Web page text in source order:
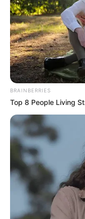
BRAINBERRIES
Top 8 People Living